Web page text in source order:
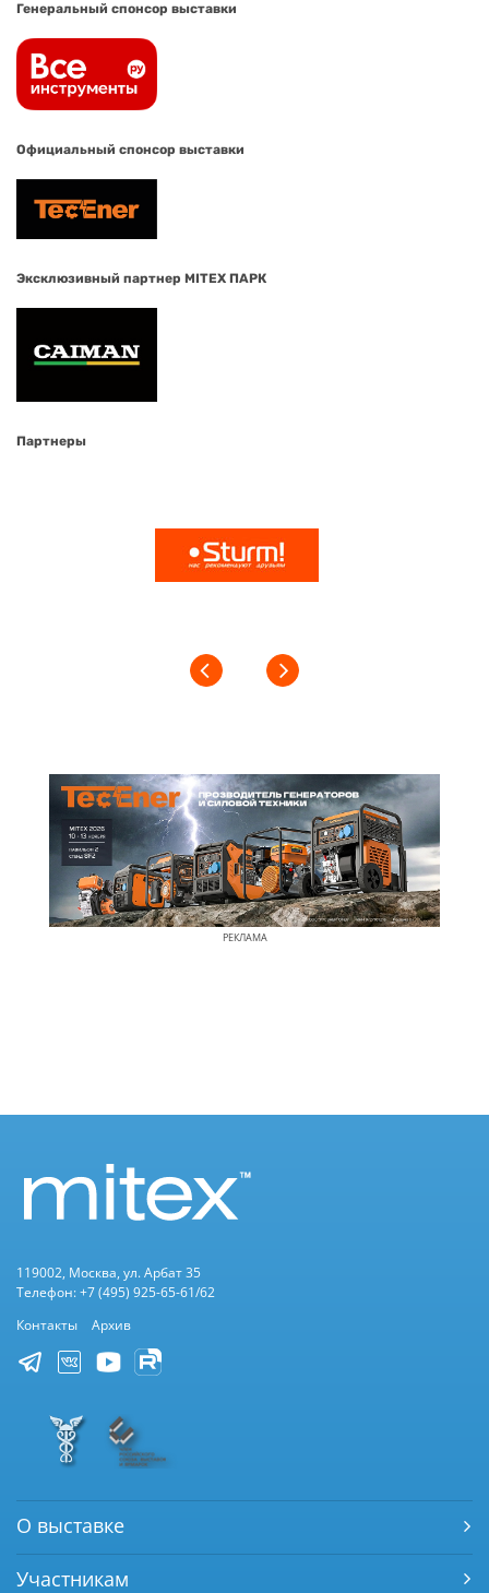
Генеральный спонсор выставки
Официальный спонсор выставки
Эксклюзивный партнер MITEX ПАРК
Партнеры
РЕКЛАМА
119002, Москва, ул. Арбат 35
Телефон: +7 (495) 925-65-61/62
Контакты
Архив
О выставке
Участникам